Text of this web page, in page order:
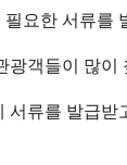
요한 서류를
광객들이 많이
류를 발급받